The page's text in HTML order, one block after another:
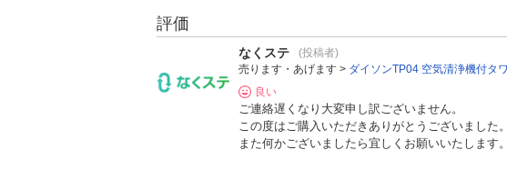
評価
なくステ
(投稿者)
売ります・あげます > ダイソンTP04 空気清浄機付タ
良い
ご連絡遅くなり大変申し訳ございません。
この度はご購入いただきありがとうございました。
また何かございましたら宜しくお願いいたします。